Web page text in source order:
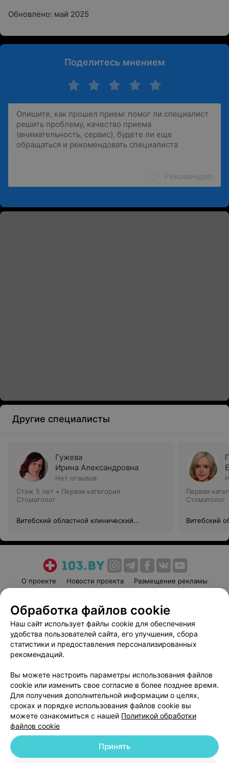
Обновлено: май 2025
Поделитесь мнением
Рекомендую
Другие специалисты
Гужева
Ирина Александровна
Нет отзывов
Стаж 5 лет • Первая категория
Стоматолог
Витебский областной клинический
Первая
Стоматолог
Витебский
О проекте Новости проекта
Размещение рекламы
Пользовательское соглашение
Способы оплаты
Вакансии
Партнеры
Написать руководителю 103.by
Обработка персональных данных
© 2026 ООО «Артокс Лаб», УНП 191700409
| 220012, Республика Беларусь,
Обработка файлов cookie
Наш сайт использует файлы cookie для обеспечения
удобства пользователей сайта, его улучшения, сбора
статистики и предоставления персонализированных
рекомендаций.
Вы можете настроить параметры использования файлов
cookie или изменить свое согласие в более позднее время.
Для получения дополнительной информации о целях,
сроках и порядке использования файлов cookie вы
можете ознакомиться с нашей Политикой обработки
файлов cookie
Принять